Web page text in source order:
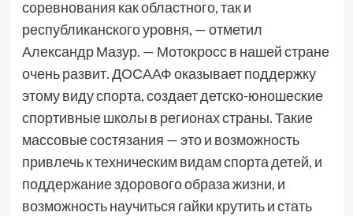
соревнования как областного, так и
республиканского уровня, — отметил
Александр Мазур. — Мотокросс в нашей стране
очень развит. ДОСААФ оказывает поддержку
этому виду спорта, создает детско-юношеские
спортивные школы в регионах страны. Такие
массовые состязания — это и возможность
привлечь к техническим видам спорта детей, и
поддержание здорового образа жизни, и
возможность научиться гайки крутить и стать